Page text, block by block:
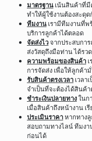
มาตรฐาน เน้นสินค้าที่
ทำให้ผู้ใช้งานต้องสะดุด
ทีมงาน เรามีทีมงานที่พ
บริการลูกค้าได้ตลอด
จัดส่งไวจากประสบกา
ส่งวัสดุถึงมือท่าน ได้รว
ความพร้อมของสินค้า
การจัดส่ง เพื่อให้ลูกค้า
รับสินค้าตรงเวลา เวลา
จำเป็นที่จะต้องได้สินค้า
ชำระเงินปลายทางในก
เมื่อสินค้าถึงหน้างาน เ
ประเมินราคาหากทาง
สอบถามทางไลน์ ทีมง
ก่อนได้